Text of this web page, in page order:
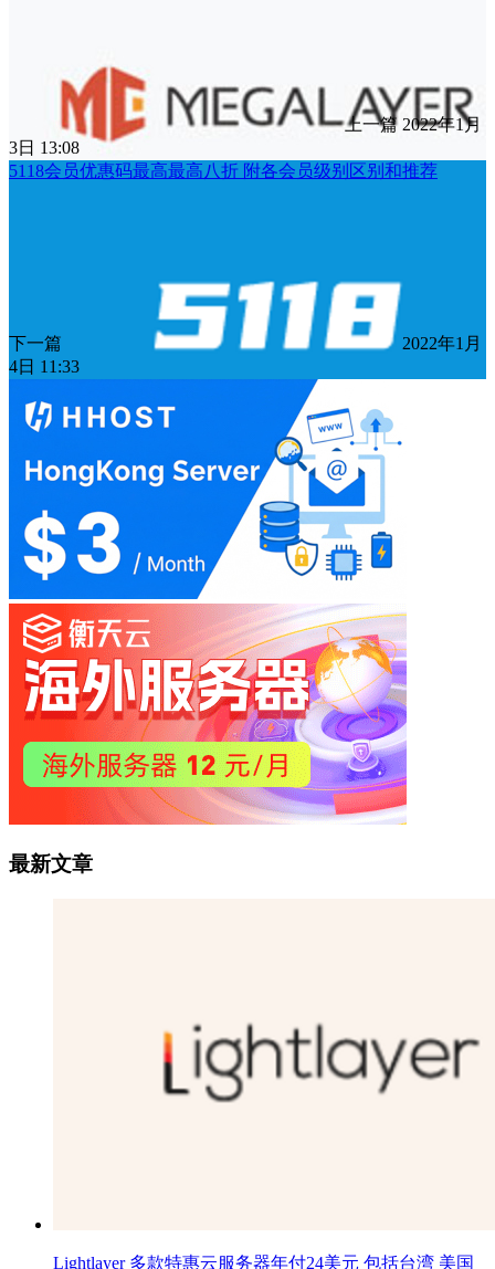
上一篇 2022年1月
3日 13:08
5118会员优惠码最高最高八折 附各会员级别区别和推荐
下一篇
2022年1月
4日 11:33
最新文章
Lightlayer 多款特惠云服务器年付24美元 包括台湾 美国